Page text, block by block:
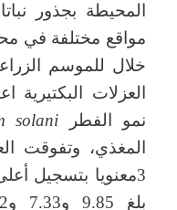
مواقع مختلفة في
العزلات البكتيرية
نمو الفطر solani
3معنويا بتسجيل